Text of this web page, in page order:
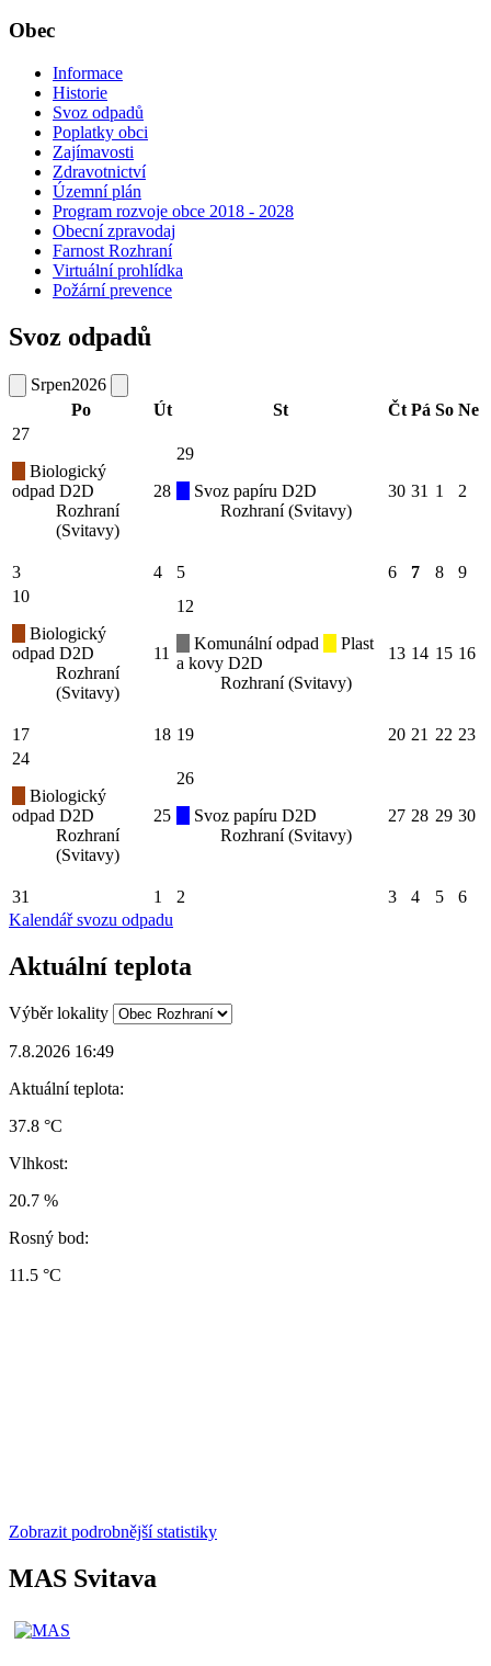
Obec
Informace
Historie
Svoz odpadů
Poplatky obci
Zajímavosti
Zdravotnictví
Územní plán
Program rozvoje obce 2018 - 2028
Obecní zpravodaj
Farnost Rozhraní
Virtuální prohlídka
Požární prevence
Svoz odpadů
Srpen2026
Po
Út St Čt Pá So Ne
27
Biologický
odpad D2D
Rozhraní
(Svitavy)
28
29
Svoz papíru D2D
Rozhraní (Svitavy)
30 31 1 2
3 4 5 6 7 8
9
10
Biologický
odpad D2D
Rozhraní
(Svitavy)
11
12
Komunální odpad
Plast
a kovy D2D
Rozhraní (Svitavy)
13 14 15 16
17 18 19 20 21 22 23
24
Biologický
odpad D2D
Rozhraní
(Svitavy)
25
26
Svoz papíru D2D
Rozhraní (Svitavy)
27 28 29 30
31 1 2 3 4 5
6
Kalendář svozu odpadu
Aktuální teplota
Výběr lokality
7.8.2026 16:49
Aktuální teplota:
37.8 °C
Vlhkost:
20.7 %
Rosný bod:
11.5 °C
Zobrazit podrobnější statistiky
MAS Svitava